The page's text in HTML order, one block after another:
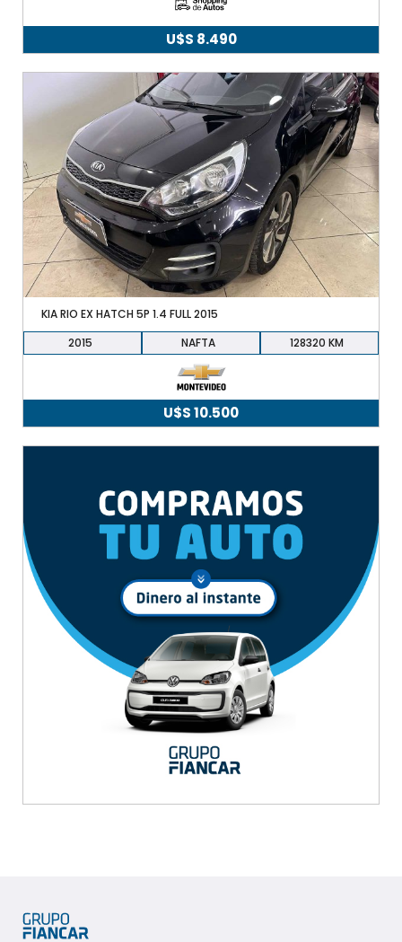
U$S 8.490
KIA RIO EX HATCH 5P 1.4 FULL 2015
2015
NAFTA 128320
U$S10.500